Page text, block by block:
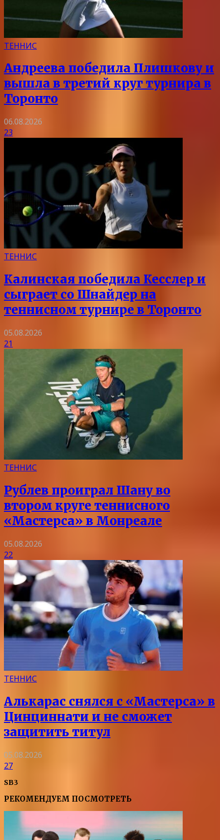
ТЕННИС
Андреева победила Плишкову и
вышла в третий круг турнира в
Торонто
06.08.2026
23
ТЕННИС
Калинская победила Кесслер и
сыграет со Шнайдер на
теннисном турнире в Торонто
05.08.2026
21
ТЕННИС
Рублев проиграл Шану во
втором круге теннисного
«Мастерса» в Монреале
05.08.2026
22
ТЕННИС
Алькарас снялся с «Мастерса» в
Цинциннати и не сможет
защитить титул
05.08.2026
27
SB3
РЕКОМЕНДУЕМ ПОСМОТРЕТЬ